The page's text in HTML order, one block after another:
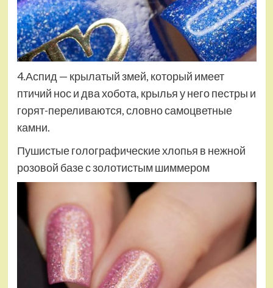
4.Аспид — крылатый змей, который имеет
птичий нос и два хобота, крылья у него пестры и
горят-переливаются, словно самоцветные
камни.
Пушистые голографические хлопья в нежной
розовой базе с золотистым шиммером